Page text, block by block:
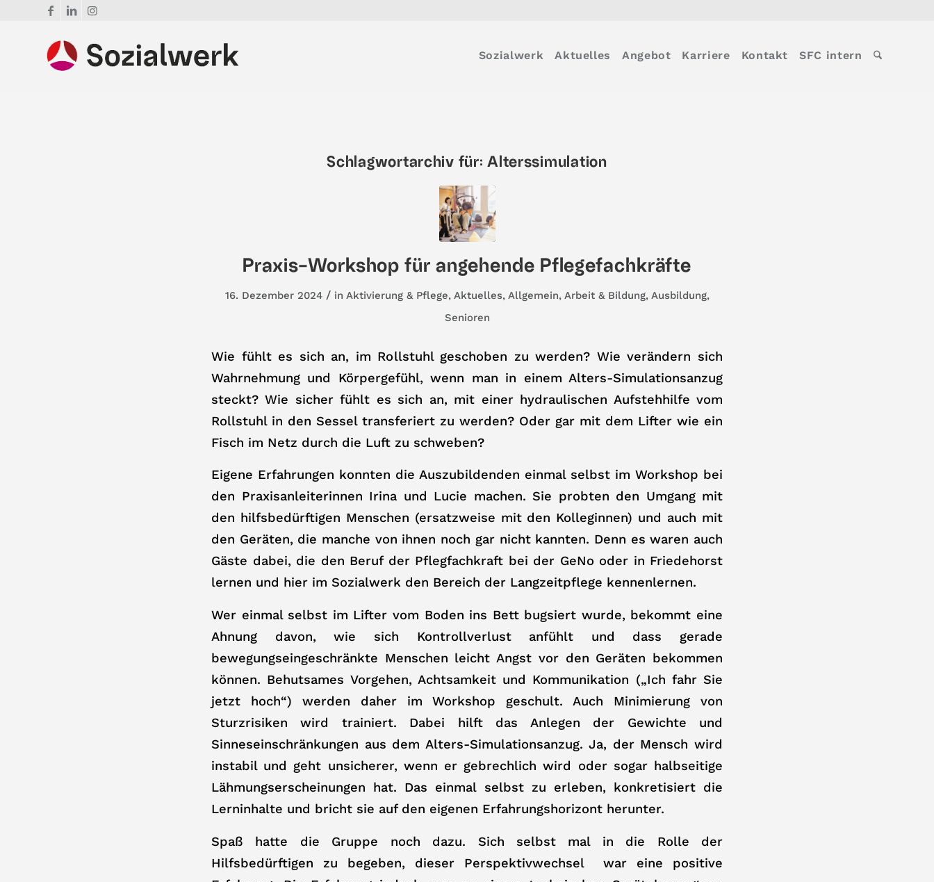
Sozialwerk Aktuelles Angebot Karriere Kontakt SFC intern
Schlagwortarchiv für:Alterssimulation
Praxis-Workshop für angehende Pflegefachkräfte
16. Dezember 2024 / in Aktivierung & Pflege, Aktuelles, Allgemein, Arbeit & Bildung, Ausbildung,
Senioren
Wie fühlt es sich an, im Rollstuhl geschoben zu werden? Wie verändern sich
Wahrnehmung und Körpergefühl, wenn man in einem Alters-Simulationsanzug
steckt? Wie sicher fühlt es sich an, mit einer hydraulischen Aufstehhilfe vom
Rollstuhl in den Sessel transferiert zu werden? Oder gar mit dem Lifter wie ein
Fisch im Netz durch die Luft zu schweben?
Eigene Erfahrungen konnten die Auszubildenden einmal selbst im Workshop bei
den Praxisanleiterinnen Irina und Lucie machen. Sie probten den Umgang mit
den hilfsbedürftigen Menschen (ersatzweise mit den Kolleginnen) und auch mit
den Geräten, die manche von ihnen noch gar nicht kannten. Denn es waren auch
Gäste dabei, die den Beruf der Pflegfachkraft bei der GeNo oder in Friedehorst
lernen und hier im Sozialwerk den Bereich der Langzeitpflege kennenlernen.
Wer einmal selbst im Lifter vom Boden ins Bett bugsiert wurde, bekommt eine
Ahnung davon, wie sich Kontrollverlust anfühlt und dass gerade
bewegungseingeschränkte Menschen leicht Angst vor den Geräten bekommen
können. Behutsames Vorgehen, Achtsamkeit und Kommunikation („Ich fahr Sie
jetzt hoch“) werden daher im Workshop geschult. Auch Minimierung von
Sturzrisiken wird trainiert. Dabei hilft das Anlegen der Gewichte und
Sinneseinschränkungen aus dem Alters-Simulationsanzug. Ja, der Mensch wird
instabil und geht unsicherer, wenn er gebrechlich wird oder sogar halbseitige
Lähmungserscheinungen hat. Das einmal selbst zu erleben, konkretisiert die
Lerninhalte und bricht sie auf den eigenen Erfahrungshorizont herunter.
Spaß hatte die Gruppe noch dazu. Sich selbst mal in die Rolle der
Hilfsbedürftigen zu begeben, dieser Perspektivwechsel war eine positive